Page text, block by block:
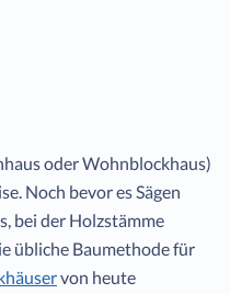
oder Wohnblockhaus)
Noch bevor es Sägen
bei der Holzstämme
übliche Baumethode für
von heute